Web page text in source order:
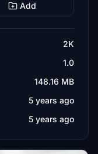
Add
2K
1.0
148.16 MB
5 years ago
5 years ago